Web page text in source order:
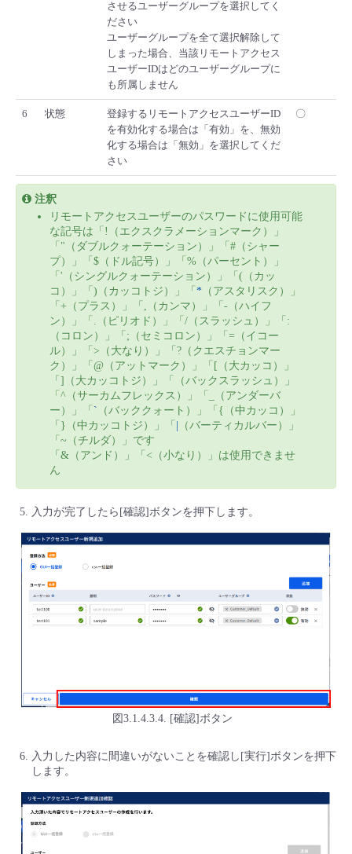
させるユーザーグループを選択してく
ださい
ユーザーグループを全て選択解除して
しまった場合、当該リモートアクセス
ユーザーIDはどのユーザーグループに
も所属しません
6 状態
登録するリモートアクセスユーザーID
を有効化する場合は「有効」を、無効
化する場合は「無効」を選択してくだ
さい
〇
注釈
リモートアクセスユーザーのパスワードに使用可能
な記号は「!（エクスクラメーションマーク）」
「"（ダブルクォーテーション）」「#（シャー
プ）」「$（ドル記号）」「%（パーセント）」
「'（シングルクォーテーション）」「(（カッ
コ）」「)（カッコトジ）」「 * （アスタリスク）」
「+（プラス）」「,（カンマ）」「-（ハイフ
ン）」「.（ピリオド）」「/（スラッシュ）」「:
（コロン）」「;（セミコロン）」「=（イコー
ル）」「>（大なり）」「?（クエスチョンマー
ク）」「@（アットマーク）」「[（大カッコ）」
「]（大カッコトジ）」「（バックスラッシュ）」
「^（サーカムフレックス）」「_（アンダーバ
ー）」「 ` （バッククォート）」「{（中カッコ）」
「}（中カッコトジ）」「 | （バーティカルバー）」
「~（チルダ）」です
「&（アンド）」「<（小なり）」は使用できませ
ん
入力が完了したら[確認]ボタンを押下します。
図3.1.4.3.4. [確認]ボタン
入力した内容に間違いがないことを確認し[実行]ボタンを押下
します。